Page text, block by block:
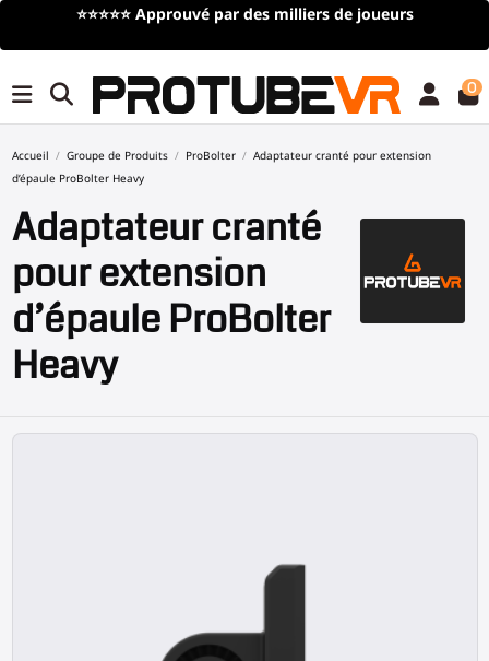
⭐⭐⭐⭐⭐ Approuvé par des milliers de joueurs
0
Accueil Groupe de Produits ProBolter
Adaptateur cranté pour extension
d’épaule ProBolter Heavy
Adaptateur cranté
pour extension
d’épaule ProBolter
Heavy